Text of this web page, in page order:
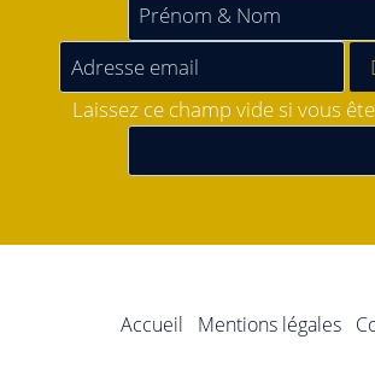
Laissez ce champ vide si vous
Accueil Mentions légales